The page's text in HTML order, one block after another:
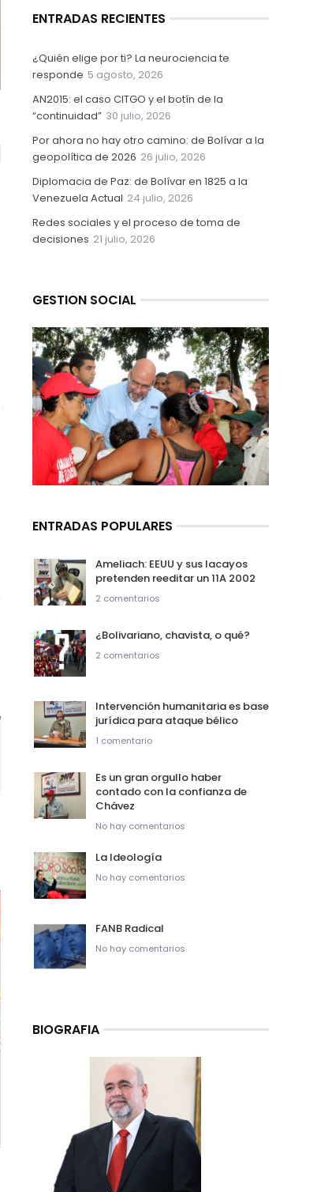
ENTRADAS RECIENTES
¿Quién elige por ti? La neurociencia te
responde 5 agosto, 2026
AN2015: el caso CITGO y el botín de la
“continuidad” 30 julio, 2026
Por ahora no hay otro camino: de Bolívar a la
geopolítica de 2026 26 julio, 2026
Diplomacia de Paz: de Bolívar en 1825 a la
Venezuela Actual 24 julio, 2026
Redes sociales y el proceso de toma de
decisiones 21 julio, 2026
GESTION SOCIAL
ENTRADAS POPULARES
Ameliach: EEUU y sus lacayos
pretenden reeditar un 11A 2002
2 comentarios
¿Bolivariano, chavista, o qué?
2 comentarios
Intervención humanitaria es base
jurídica para ataque bélico
1 comentario
Es un gran orgullo haber
contado con la confianza de
Chávez
No hay comentarios
La Ideología
No hay comentarios
FANB Radical
No hay comentarios
BIOGRAFIA